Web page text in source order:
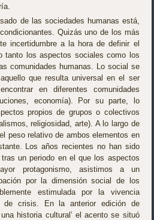
de las sociedades humanas está,
Quizás uno de los más
incertidumbre a la hora de definir el
tanto los aspectos sociales como los
comunidades humanas. Lo social se
que resulta universal en el ser
en diferentes comunidades
economía). Por su parte, lo
propios de grupos o colectivos
religiosidad, arte). A lo largo de
peso relativo de ambos elementos en
Los años recientes no han sido
un periodo en el que los aspectos
protagonismo, asistimos a un
por la dimensión social de los
estimulada por la vivencia
de crisis. En la anterior edición de
historia cultural’ el acento se situó